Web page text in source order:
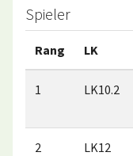
Spieler
Rang LK
1 LK10.2
2 LK12